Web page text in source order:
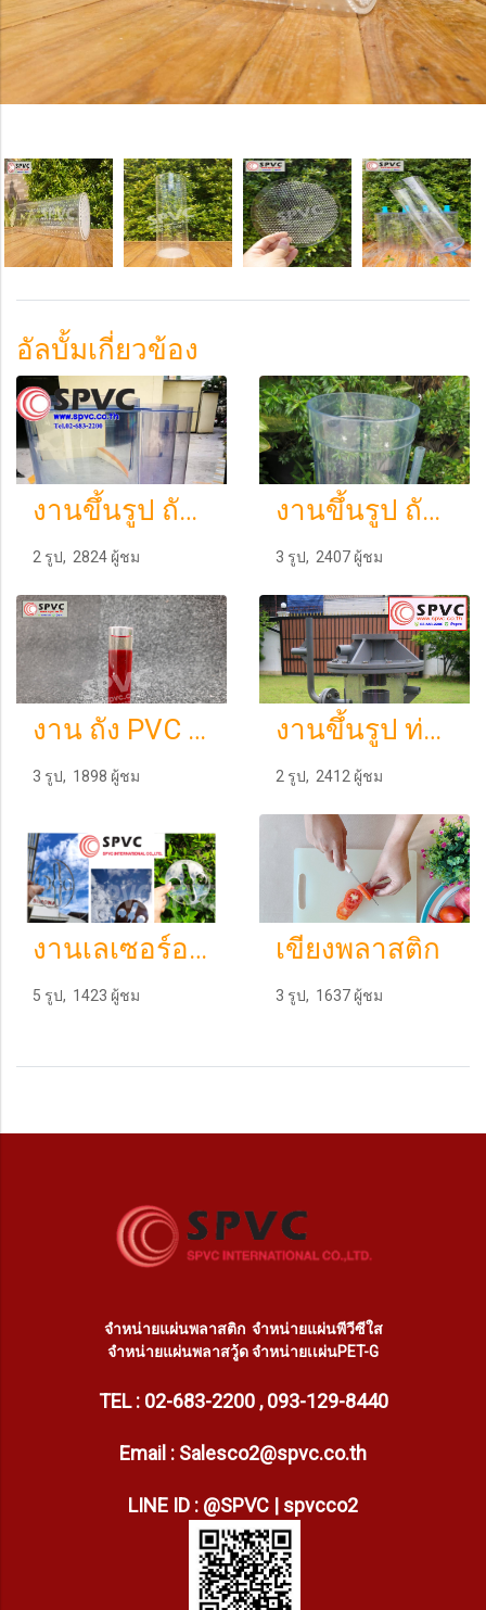
อัลบั้มเกี่ยวข้อง
งานขึ้นรูป ถัง PVC ใส
2 รูป, 2824 ผู้ชม
งานขึ้นรูป ถัง PVC ใส
3 รูป, 2407 ผู้ชม
งาน ถัง PVC ใส
3 รูป, 1898 ผู้ชม
งานขึ้นรูป ท่อPVC ใส
2 รูป, 2412 ผู้ชม
งานเลเซอร์อะคริลิคสวยๆ
5 รูป, 1423 ผู้ชม
เขียงพลาสติก
3 รูป, 1637 ผู้ชม
จำหน่ายแผ่นพลาสติก จำหน่ายแผ่นพีวีซีใส
จำหน่ายแผ่นพลาสวู้ดจำหน่ายเเผ่นPET-G
TEL : 02-683-2200 , 093-129-8440
Email : Salesco2@spvc.co.th
LINE ID : @SPVC | spvcco2